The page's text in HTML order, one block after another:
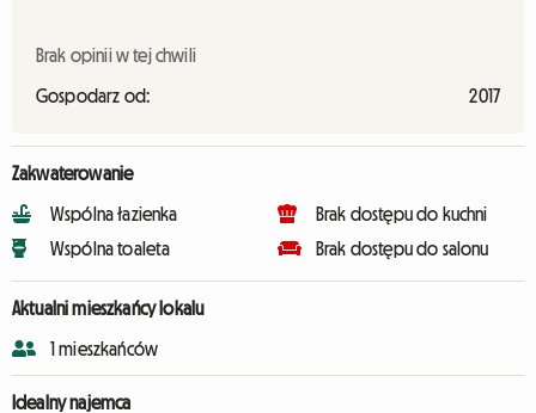
Brak opinii w tej chwili
Gospodarz od: 2017
Zakwaterowanie
Wspólna łazienka
Wspólna toaleta
Brak dostępu do kuchni
Brak dostępu do salonu
Aktualni mieszkańcy lokalu
1 mieszkańców
Idealny najemca